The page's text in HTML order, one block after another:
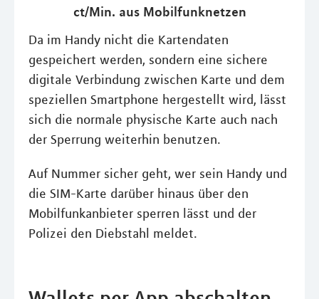
ct/Min. aus Mobilfunknetzen
Da im Handy nicht die Kartendaten
gespeichert werden, sondern eine sichere
digitale Verbindung zwischen Karte und dem
speziellen Smartphone hergestellt wird, lässt
sich die normale physische Karte auch nach
der Sperrung weiterhin benutzen.
Auf Nummer sicher geht, wer sein Handy und
die SIM-Karte darüber hinaus über den
Mobilfunkanbieter sperren lässt und der
Polizei den Diebstahl meldet.